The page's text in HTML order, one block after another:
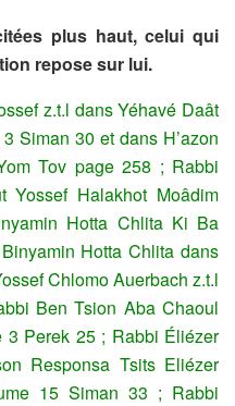
plus haut, celui qui
repose sur lui.
z.t.l dans Yéhavé Daât
Siman 30 et dans H’azon
Tov page 258 ; Rabbi
Yossef Halakhot Moâdim
Hotta Chlita Ki Ba
Hotta Chlita dans
Chlomo Auerbach z.t.l
Ben Tsion Aba Chaoul
3 Perek 25 ; Rabbi Éliézer
Responsa Tsits Eliézer
15 Siman 33 ; Rabbi